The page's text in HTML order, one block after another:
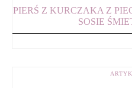
PIERŚ Z KURCZAKA Z
SOSIE